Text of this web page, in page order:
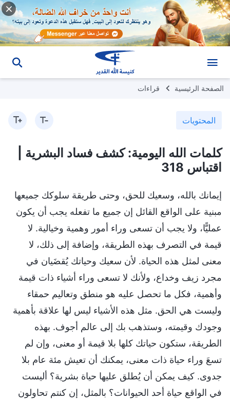
الصفحة الرئيسية قراءات
المحتويات
كلمات الله اليومية: كشف فساد البشرية |
اقتباس 318
إيمانك بالله، وسعيك للحق، وحتى طريقة سلوكك جميعها
مبنية على الواقع القائل إن جميع ما تفعله يجب أن يكون
عمليًّا، ولا يجب أن تسعى وراء أمور وهمية وخيالية. لا
قيمة في التصرف بهذه الطريقة، وإضافة إلى ذلك، لا
معنى لمثل هذه الحياة. لأن سعيك وحياتك يُقضَيان في
مجرد زيف وخداع، ولأنك لا تسعى وراء أشياء ذات قيمة
وأهمية، فكل ما تحصل عليه هو منطق وتعاليم حمقاء
وليست هي الحق. مثل هذه الأشياء ليس لها علاقة بأهمية
وجودك وقيمته، وستذهب بك إلى عالم أجوف. بهذه
الطريقة، ستكون حياتك كلها بلا قيمة أو معنى، وإن لم
تسعَ وراء حياة ذات معنى، يمكنك أن تعيش مئة عام بلا
جدوى. كيف يمكن أن يُطلق عليها حياة بشرية؟ أليست
في الواقع حياة أحد الحيوانات؟ بالمثل، إن كنتم تحاولون